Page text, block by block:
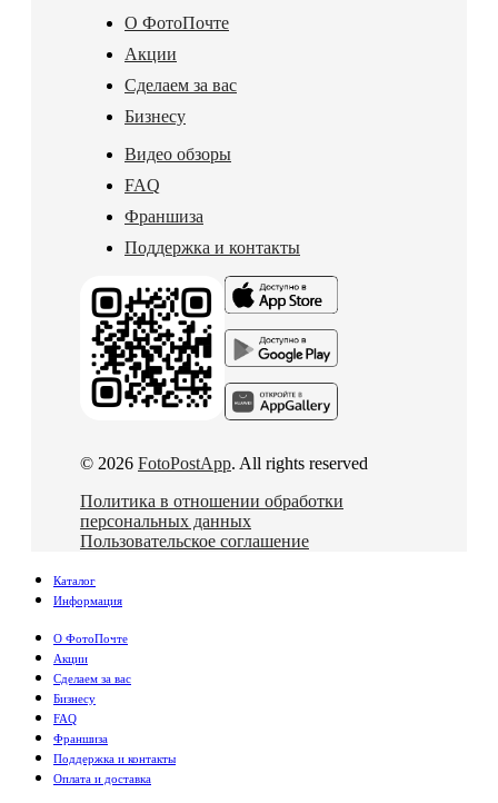
О ФотоПочте
Акции
Сделаем за вас
Бизнесу
Видео обзоры
FAQ
Франшиза
Поддержка и контакты
© 2026 FotoPostApp. All rights reserved
Политика в отношении обработки
персональных данных
Пользовательское соглашение
Каталог
Информация
О ФотоПочте
Акции
Сделаем за вас
Бизнесу
FAQ
Франшиза
Поддержка и контакты
Оплата и доставка